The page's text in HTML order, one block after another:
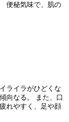
便秘気味で、肌の
ライラがひどくな
向なる。 また、口
れやすく、足や顔